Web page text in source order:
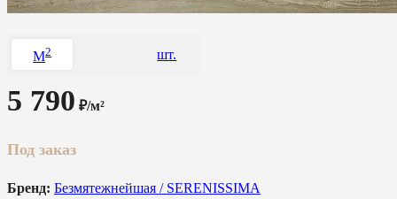
M2 шт.
5 790 ₽/м²
Под заказ
Бренд: Безмятежнейшая / SERENISSIMA